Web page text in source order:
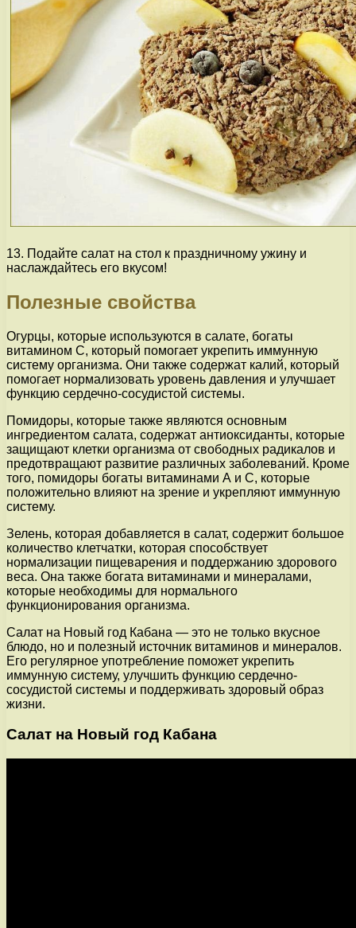
13. Подайте салат на стол к праздничному ужину и
наслаждайтесь его вкусом!
Полезные свойства
Огурцы, которые используются в салате, богаты
витамином С, который помогает укрепить иммунную
систему организма. Они также содержат калий, который
помогает нормализовать уровень давления и улучшает
функцию сердечно-сосудистой системы.
Помидоры, которые также являются основным
ингредиентом салата, содержат антиоксиданты, которые
защищают клетки организма от свободных радикалов и
предотвращают развитие различных заболеваний. Кроме
того, помидоры богаты витаминами А и C, которые
положительно влияют на зрение и укрепляют иммунную
систему.
Зелень, которая добавляется в салат, содержит большое
количество клетчатки, которая способствует
нормализации пищеварения и поддержанию здорового
веса. Она также богата витаминами и минералами,
которые необходимы для нормального
функционирования организма.
Салат на Новый год Кабана — это не только вкусное
блюдо, но и полезный источник витаминов и минералов.
Его регулярное употребление поможет укрепить
иммунную систему, улучшить функцию сердечно-
сосудистой системы и поддерживать здоровый образ
жизни.
Салат на Новый год Кабана